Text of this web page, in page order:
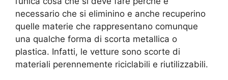
necessario che si eliminino e anche recuperino
quelle materie che rappresentano comunque
una qualche forma di scorta metallica o
plastica. Infatti, le vetture sono scorte di
materiali perennemente riciclabili e riutilizzabili.